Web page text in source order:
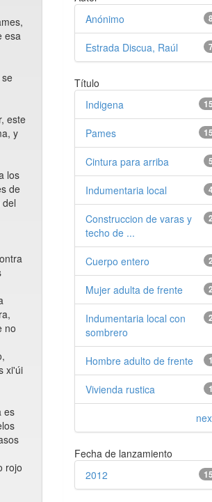
esa
este
y
los
de
no
xi'úi
es
rojo
Anónimo
Estrada Discua, Raúl
Título
Indigena
Pames
Cintura para arriba
Indumentaria local
Construccion de varas y
techo de ...
Cuerpo entero
Mujer adulta de frente
Indumentaria local con
sombrero
Hombre adulto de frente
Vivienda rustica
Fecha de lanzamiento
2012